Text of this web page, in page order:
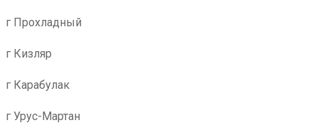
г Прохладный
г Кизляр
г Карабулак
г Урус-Мартан